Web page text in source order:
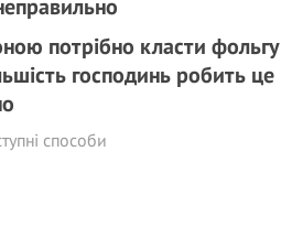
потрібно класти фольгу
господинь робить це
способи